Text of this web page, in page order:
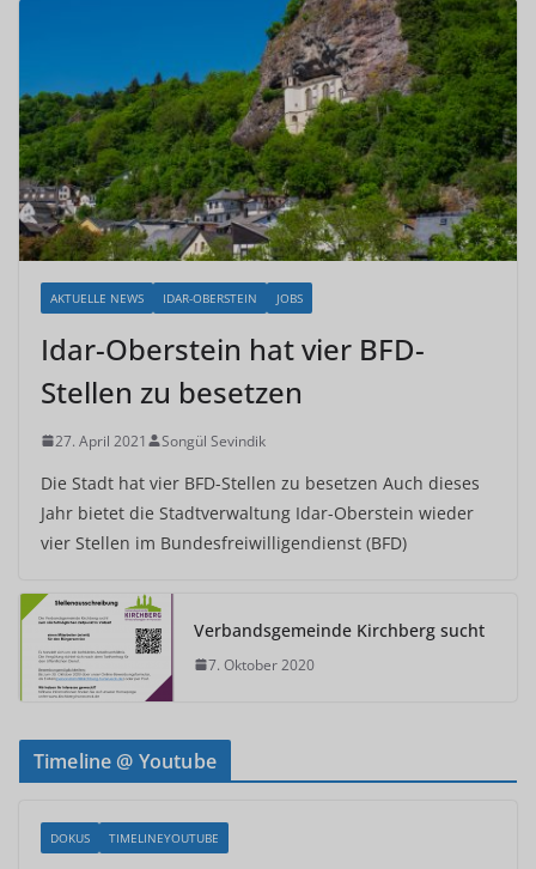
AKTUELLE NEWS IDAR-OBERSTEIN JOBS
Idar-Oberstein hat vier BFD-
Stellen zu besetzen
27. April 2021 Songül Sevindik
Die Stadt hat vier BFD-Stellen zu besetzen Auch dieses
Jahr bietet die Stadtverwaltung Idar-Oberstein wieder
vier Stellen im Bundesfreiwilligendienst (BFD)
Verbandsgemeinde Kirchberg sucht
7. Oktober 2020
Timeline @ Youtube
DOKUS TIMELINEYOUTUBE